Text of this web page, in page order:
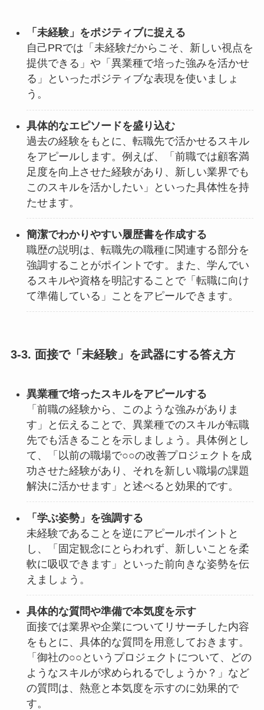
「未経験」をポジティブに捉える
自己PRでは「未経験だからこそ、新しい視点を
提供できる」や「異業種で培った強みを活かせ
る」といったポジティブな表現を使いましょ
う。
具体的なエピソードを盛り込む
過去の経験をもとに、転職先で活かせるスキル
をアピールします。例えば、「前職では顧客満
足度を向上させた経験があり、新しい業界でも
このスキルを活かしたい」といった具体性を持
たせます。
簡潔でわかりやすい履歴書を作成する
職歴の説明は、転職先の職種に関連する部分を
強調することがポイントです。また、学んでい
るスキルや資格を明記することで「転職に向け
て準備している」ことをアピールできます。
3-3. 面接で「未経験」を武器にする答え方
異業種で培ったスキルをアピールする
「前職の経験から、このような強みがありま
す」と伝えることで、異業種でのスキルが転職
先でも活きることを示しましょう。具体例とし
て、「以前の職場で○○の改善プロジェクトを成
功させた経験があり、それを新しい職場の課題
解決に活かせます」と述べると効果的です。
「学ぶ姿勢」を強調する
未経験であることを逆にアピールポイントと
し、「固定観念にとらわれず、新しいことを柔
軟に吸収できます」といった前向きな姿勢を伝
えましょう。
具体的な質問や準備で本気度を示す
面接では業界や企業についてリサーチした内容
をもとに、具体的な質問を用意しておきます。
「御社の○○というプロジェクトについて、どの
ようなスキルが求められるでしょうか？」など
の質問は、熱意と本気度を示すのに効果的で
す。